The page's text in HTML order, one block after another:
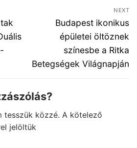
NEXT
Next
post:
Budapest ikonikus
épületei öltöznek
színesbe a Ritka
Betegségek Világnapján
tesszük közzé. A kötelező
jelöltük